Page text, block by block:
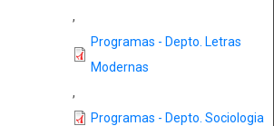
,
Programas - Depto. Letras
Modernas
,
Programas - Depto. Sociologia